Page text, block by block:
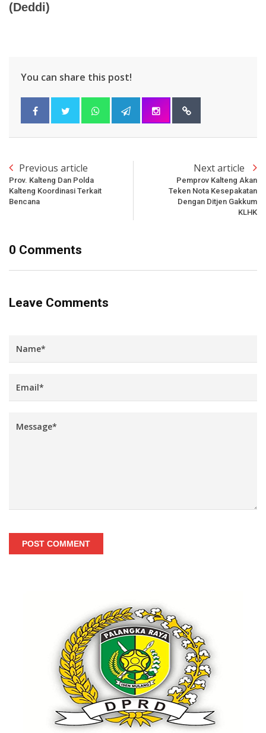
(Deddi)
You can share this post!
Previous article
Prov. Kalteng Dan Polda
Kalteng Koordinasi Terkait
Bencana
Next article
Pemprov Kalteng Akan
Teken Nota Kesepakatan
Dengan Ditjen Gakkum
KLHK
0 Comments
Leave Comments
POST COMMENT